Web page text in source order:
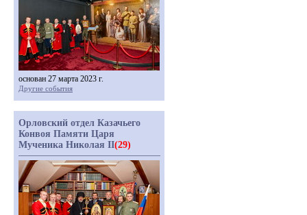
основан 27 марта 2023 г.
Другие события
Орловский отдел Казачьего
Конвоя Памяти Царя
Мученика Николая II(29)